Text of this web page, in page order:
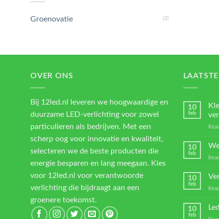
Groenovatie (2)
OVER ONS
Bij 12led.nl leveren we hoogwaardige en
duurzame LED-verlichting voor zowel
particulieren als bedrijven. Met een
scherp oog voor innovatie en kwaliteit,
selecteren we de beste producten die
energie besparen en lang meegaan. Kies
voor 12led.nl voor verantwoorde
verlichting die bijdraagt aan een
groenere toekomst.
10
feb
10
feb
10
feb
10
feb